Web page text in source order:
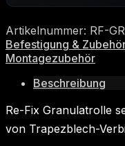
Artikelnummer: RF-
Befestigung &
Montagezubehör
Beschreibung
Re-Fix Granulatrolle
von Trapezblech-